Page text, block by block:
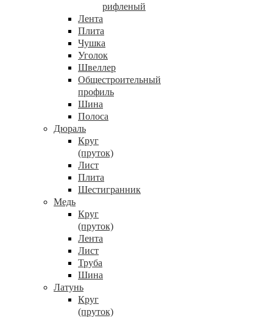
рифленый
Лента
Плита
Чушка
Уголок
Швеллер
Общестроительный
профиль
Шина
Полоса
Дюраль
Круг
(пруток)
Лист
Плита
Шестигранник
Медь
Круг
(пруток)
Лента
Лист
Труба
Шина
Латунь
Круг
(пруток)